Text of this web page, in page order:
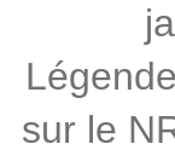
sur le